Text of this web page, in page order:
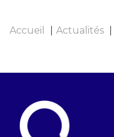
Accueil Actualités